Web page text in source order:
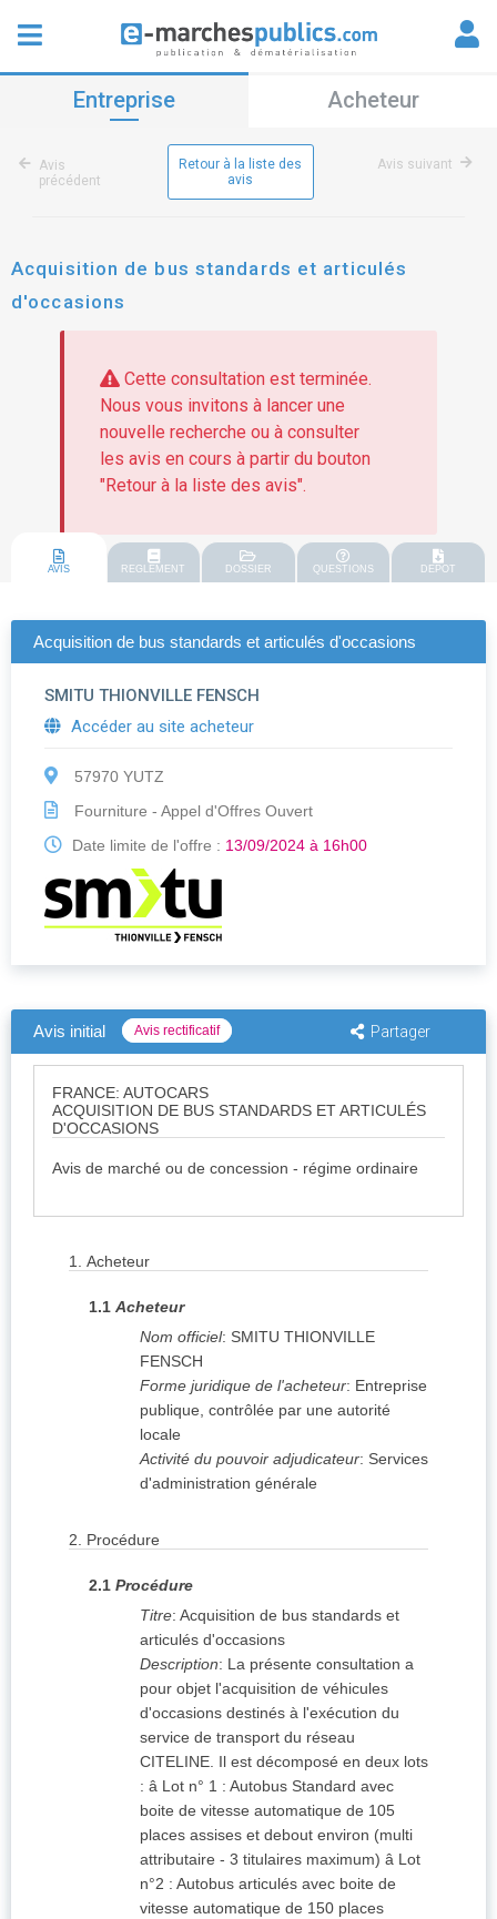
Entreprise Acheteur
Avis
précédent
Retour à la liste des
avis
Avis suivant
Acquisition de bus standards et articulés
d'occasions
Cette consultation est terminée.
Nous vous invitons à lancer une
nouvelle recherche ou à consulter
les avis en cours à partir du bouton
"Retour à la liste des avis".
AVIS REGLEMENT DOSSIER QUESTIONS DEPOT
Acquisition de bus standards et articulés d'occasions
SMITU THIONVILLE FENSCH
Accéder au site acheteur
57970 YUTZ
Fourniture - Appel d'Offres Ouvert
Date limite de l'offre : 13/09/2024 à 16h00
Avis initial Avis rectificatif Partager
FRANCE: AUTOCARS
ACQUISITION DE BUS STANDARDS ET ARTICULÉS
D'OCCASIONS
Avis de marché ou de concession - régime ordinaire
1. Acheteur
1.1 Acheteur
Nom officiel: SMITU THIONVILLE
FENSCH
Forme juridique de l'acheteur: Entreprise
publique, contrôlée par une autorité
locale
Activité du pouvoir adjudicateur: Services
d'administration générale
2. Procédure
2.1 Procédure
Titre: Acquisition de bus standards et
articulés d'occasions
Description: La présente consultation a
pour objet l'acquisition de véhicules
d'occasions destinés à l'exécution du
service de transport du réseau
CITELINE. Il est décomposé en deux lots
: â Lot n° 1 : Autobus Standard avec
boite de vitesse automatique de 105
places assises et debout environ (multi
attributaire - 3 titulaires maximum) â Lot
n°2 : Autobus articulés avec boite de
vitesse automatique de 150 places